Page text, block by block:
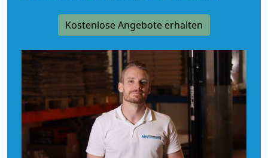
Kostenlose Angebote erhalten